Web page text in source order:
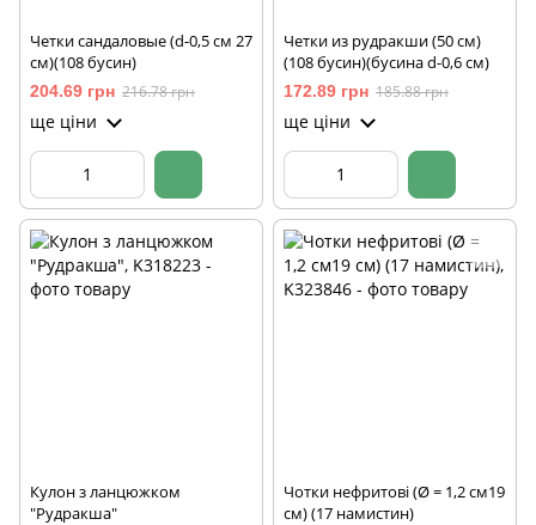
Четки сандаловые (d-0,5 см 27
см)(108 бусин)
204.69 грн 216.78 грн
ще ціни
Четки из рудракши (50 см)
(108 бусин)(бусина d-0,6 см)
172.89 грн 185.88 грн
ще ціни
Кулон з ланцюжком
"Рудракша"
Чотки нефритові (Ø = 1,2 см19
см) (17 намистин)